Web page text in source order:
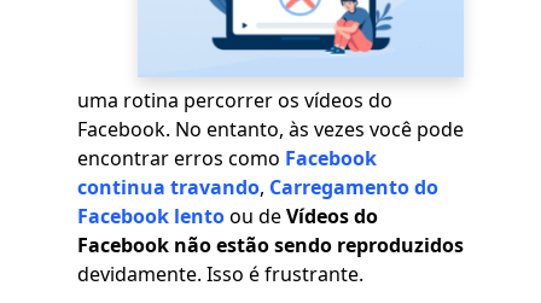
uma rotina percorrer os vídeos do
Facebook. No entanto, às vezes você pode
encontrar erros como Facebook
continua travando, Carregamento do
Facebook lentoou deVídeos do
Facebook não estão sendo reproduzidos
devidamente. Isso é frustrante.